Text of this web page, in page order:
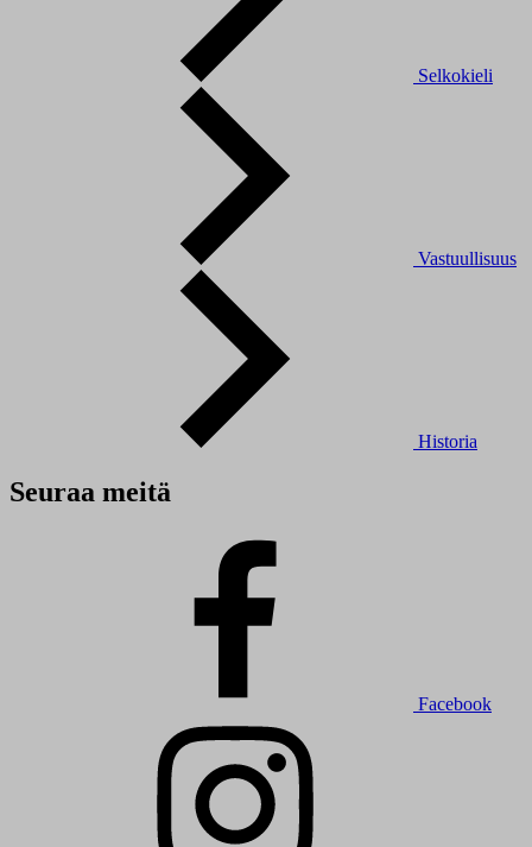
Selkokieli
Vastuullisuus
Historia
Seuraa meitä
Facebook